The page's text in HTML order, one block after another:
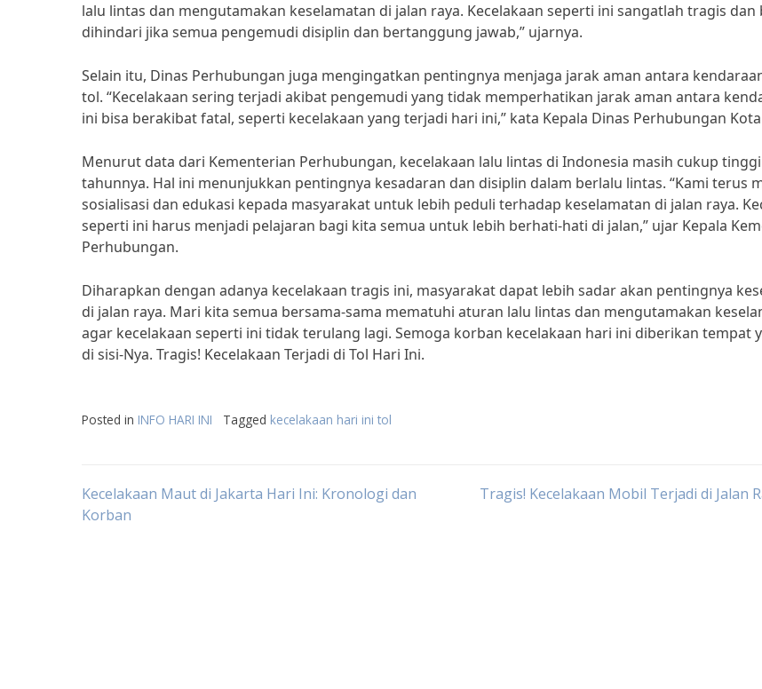
lalu lintas dan mengutamakan keselamatan di jalan raya. Kecelakaan seperti ini sangatlah tragis dan
dihindari jika semua pengemudi disiplin dan bertanggung jawab,” ujarnya.
Selain itu, Dinas Perhubungan juga mengingatkan pentingnya menjaga jarak aman antara
tol. “Kecelakaan sering terjadi akibat pengemudi yang tidak memperhatikan jarak aman antara
ini bisa berakibat fatal, seperti kecelakaan yang terjadi hari ini,” kata Kepala Dinas Perhubungan
Menurut data dari Kementerian Perhubungan, kecelakaan lalu lintas di Indonesia masih cukup
tahunnya. Hal ini menunjukkan pentingnya kesadaran dan disiplin dalam berlalu lintas. “Kami terus
sosialisasi dan edukasi kepada masyarakat untuk lebih peduli terhadap keselamatan di jalan raya.
seperti ini harus menjadi pelajaran bagi kita semua untuk lebih berhati-hati di jalan,” ujar Kepala
Perhubungan.
Diharapkan dengan adanya kecelakaan tragis ini, masyarakat dapat lebih sadar akan pentingnya
di jalan raya. Mari kita semua bersama-sama mematuhi aturan lalu lintas dan mengutamakan
agar kecelakaan seperti ini tidak terulang lagi. Semoga korban kecelakaan hari ini diberikan tempat
di sisi-Nya. Tragis! Kecelakaan Terjadi di Tol Hari Ini.
Posted in INFO HARI INI Tagged kecelakaan hari ini tol
Post
Kecelakaan Maut di Jakarta Hari Ini: Kronologi dan
Korban
Tragis! Kecelakaan Mobil Terjadi di Jalan